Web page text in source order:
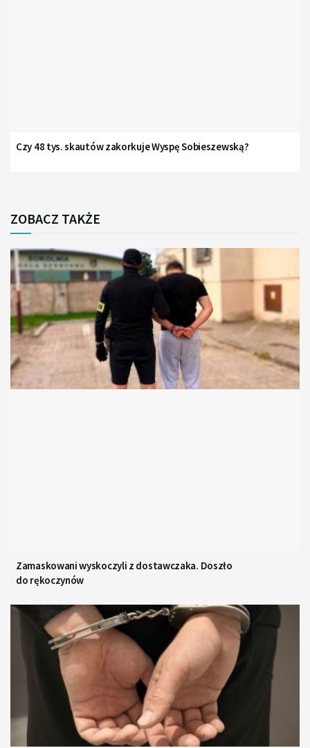
Czy 48 tys. skautów zakorkuje Wyspę Sobieszewską?
ZOBACZ TAKŻE
Zamaskowani wyskoczyli z dostawczaka. Doszło
do rękoczynów